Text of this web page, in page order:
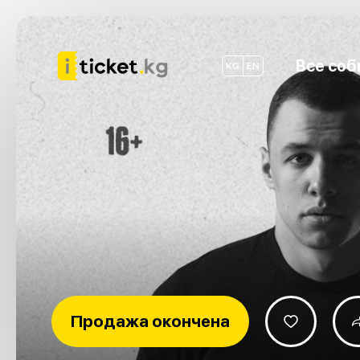
KG EN Все
Продажа окончена